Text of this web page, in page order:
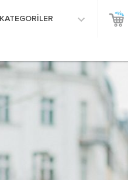
KATEGORİLER